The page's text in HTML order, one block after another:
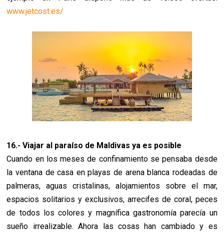
www.jetcost.es/
16.- Viajar al paraíso de Maldivas ya es posible
Cuando en los meses de confinamiento se pensaba desde
la ventana de casa en playas de arena blanca rodeadas de
palmeras, aguas cristalinas, alojamientos sobre el mar,
espacios solitarios y exclusivos, arrecifes de coral, peces
de todos los colores y magnífica gastronomía parecía un
sueño irrealizable. Ahora las cosas han cambiado y es